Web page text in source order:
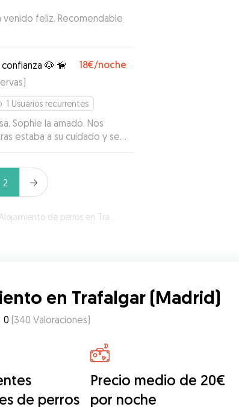
venido feliz. Recomendable
🐶 🦮 18€/noche
)
1 Usuarios recurrentes
Sophie la amado. Nos
cuidado y se
2
Alojamiento de perros en Trafalgar (Madrid)
en Trafalgar (Madrid)
0 (340 Valoraciones)
de perros
Precio medio de 20€
por noche